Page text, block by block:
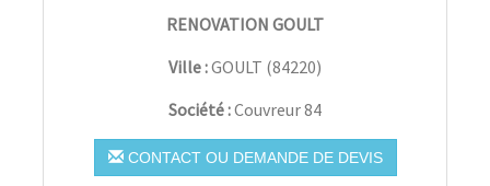
RENOVATION GOULT
Ville :GOULT (84220)
Société :Couvreur 84
CONTACT OU DEMANDE DE DEVIS